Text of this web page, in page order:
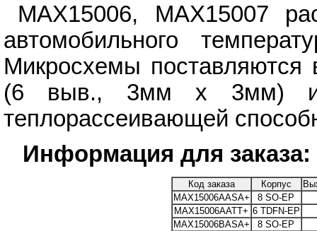
MAX15006, MAX15007
автомобильного
Микросхемы поставляются
(6 выв., 3мм х 3мм) и
теплорассеивающей
Информация для заказа:
Код заказа Корпус
MAX15006AASA+
8 SO-EP
MAX15006AATT+ 6 TDFN-EP
MAX15006BASA+
8 SO-EP